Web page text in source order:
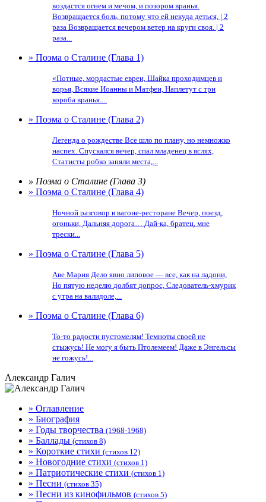
воздастся огнем и мечом, и позором вранья.
Возвращается боль, потому что ей некуда деться, | 2
раза Возвращается вечером ветер на круги своя. | 2
раза...
» Поэма о Сталине (Глава 1)
«Потные, мордастые евреи, Шайка проходимцев и
ворья, Всякие Иоанны и Матфеи, Наплетут с три
короба вранья....
» Поэма о Сталине (Глава 2)
Легенда о рождестве Все шло по плану, но немножко
наспех. Спускался вечер, спал младенец в яслях,
Статисты робко заняли места,...
» Поэма о Сталине (Глава 3)
» Поэма о Сталине (Глава 4)
Ночной разговор в вагоне-ресторане Вечер, поезд,
огоньки, Дальняя дорога… Дай-ка, братец, мне
трески...
» Поэма о Сталине (Глава 5)
Аве Мария Дело явно липовое — все, как на ладони,
Но пятую неделю долбят допрос, Следователь-хмурик
с утра на валидоле,...
» Поэма о Сталине (Глава 6)
То-то радости пустомелям! Темноты своей не
стыжусь! Не могу я быть Птолемеем! Даже в Энгельсы
не гожусь!...
Александр Галич
» Оглавление
» Биография
» Годы творчества (1968-1968)
» Баллады (стихов 8)
» Короткие стихи (стихов 12)
» Новогодние стихи (стихов 1)
» Патриотические стихи (стихов 1)
» Песни (стихов 35)
» Песни из кинофильмов (стихов 5)